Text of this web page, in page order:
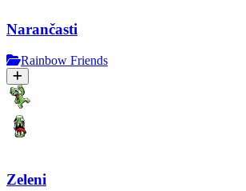
Narančasti
Rainbow Friends
Zeleni